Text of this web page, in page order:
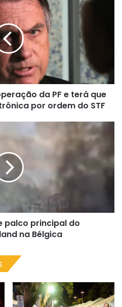
da PF e terá que
por ordem do STF
palco principal do
na Bélgica